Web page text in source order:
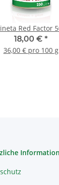
Red Factor
18,00 € *
36,00 € pro 100 g